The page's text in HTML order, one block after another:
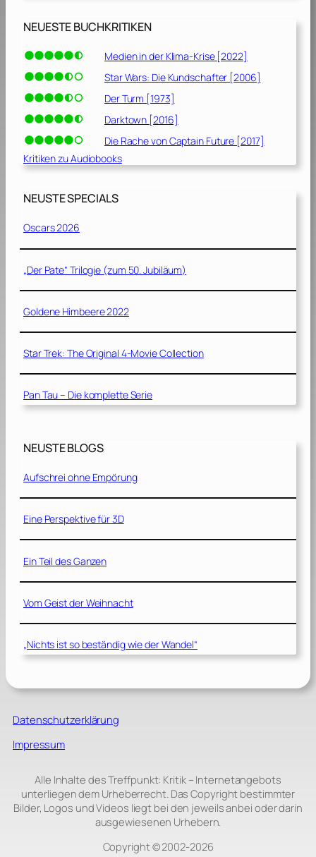
NEUESTE BUCHKRITIKEN
Medien in der Klima-Krise [2022]
Star Wars: Die Kundschafter [2006]
Der Turm [1973]
Darktown [2016]
Die Rache von Captain Future [2017]
Kritiken zu Audiobooks
NEUSTE SPECIALS
Oscars 2026
„Der Pate“ Trilogie (zum 50. Jubiläum)
Goldene Himbeere 2022
Star Trek: The Original 4-Movie Collection
Pan Tau – Die komplette Serie
NEUSTE BLOGS
Aufschrei ohne Empörung
Eine Perspektive für 3D
Ein Teil des Ganzen
Vom Geist der Weihnacht
„Nichts ist so beständig wie der Wandel“
Datenschutzerklärung
Impressum
Alle Inhalte des Treffpunkt: Kritik – Internetangebots
unterliegen dem Urheberrecht. Das Copyright bestimmter
Bilder, Logos und Videos liegt bei den jeweils anbei oder darin
ausgewiesenen Urhebern.
Copyright © 2002‑2026